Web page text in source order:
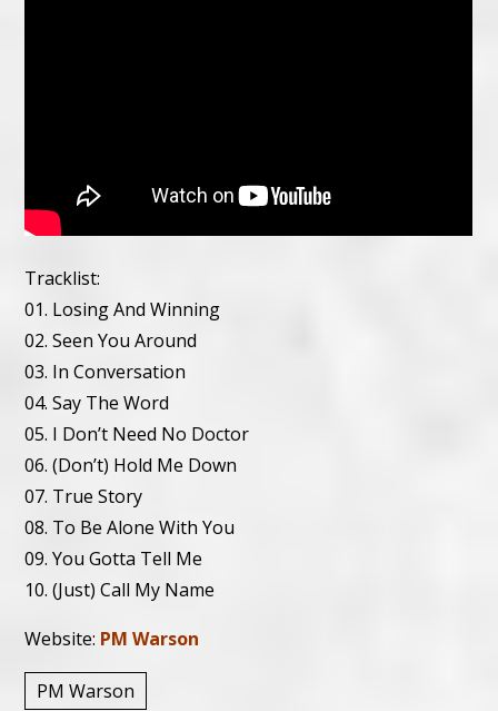
Tracklist:
01. Losing And Winning
02. Seen You Around
03. In Conversation
04. Say The Word
05. I Don’t Need No Doctor
06. (Don’t) Hold Me Down
07. True Story
08. To Be Alone With You
09. You Gotta Tell Me
10. (Just) Call My Name
Website: PM Warson
PM Warson